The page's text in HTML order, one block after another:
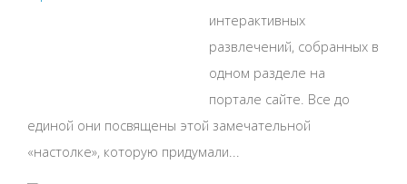
интерактивных
развлечений, собранных в
одном разделе на
портале сайте. Все до
единой они посвящены этой замечательной
«настолке», которую придумали...